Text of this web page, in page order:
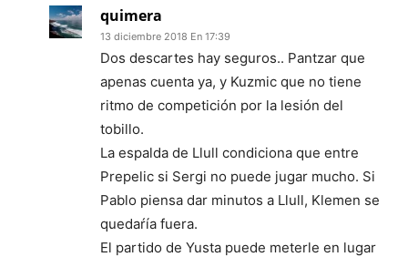
quimera
13 diciembre 2018 En 17:39
Dos descartes hay seguros.. Pantzar que
apenas cuenta ya, y Kuzmic que no tiene
ritmo de competición por la lesión del
tobillo.
La espalda de Llull condiciona que entre
Prepelic si Sergi no puede jugar mucho. Si
Pablo piensa dar minutos a Llull, Klemen se
quedaŕía fuera.
El partido de Yusta puede meterle en lugar